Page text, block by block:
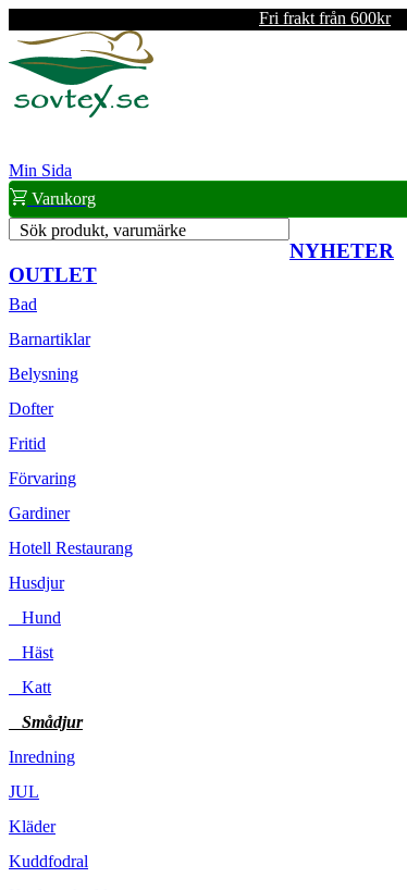
Fri frakt från 600kr
Min Sida
Varukorg
Sök produkt, varumärke
NYHETER
OUTLET
Bad
Barnartiklar
Belysning
Dofter
Fritid
Förvaring
Gardiner
Hotell Restaurang
Husdjur
Hund
Häst
Katt
Smådjur
Inredning
JUL
Kläder
Kuddfodral